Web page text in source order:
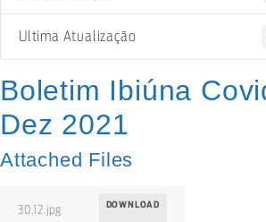
Ultima Atualização
Boletim Ibiúna
Dez 2021
Attached Files
30.12.jpg DOWNLOAD